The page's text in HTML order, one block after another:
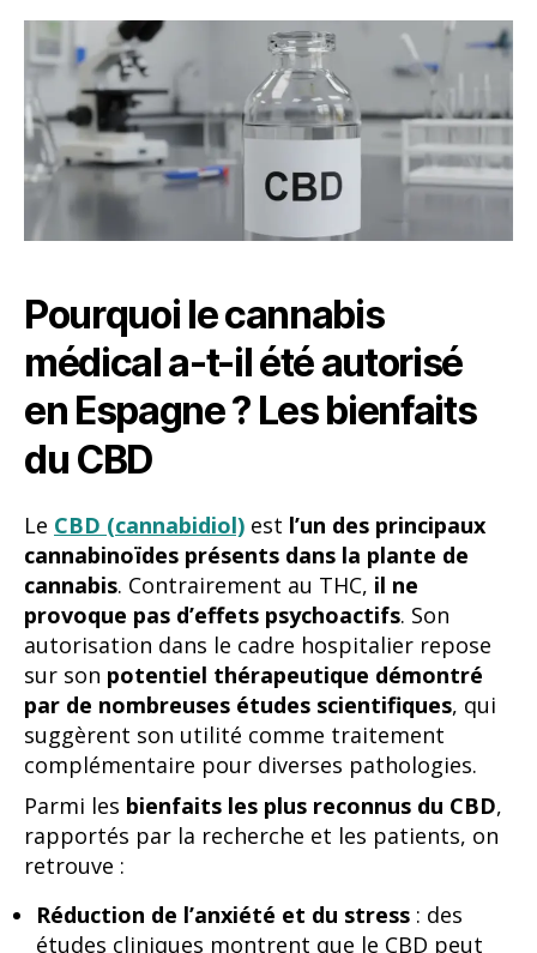
Pourquoi le cannabis
médical a-t-il été autorisé
en Espagne ? Les bienfaits
du CBD
Le CBD (cannabidiol) est l’un des principaux
cannabinoïdes présents dans la plante de
cannabis. Contrairement au THC, il ne
provoque pas d’effets psychoactifs. Son
autorisation dans le cadre hospitalier repose
sur son potentiel thérapeutique démontré
par de nombreuses études scientifiques, qui
suggèrent son utilité comme traitement
complémentaire pour diverses pathologies.
Parmi les bienfaits les plus reconnus du CBD,
rapportés par la recherche et les patients, on
retrouve :
Réduction de l’anxiété et du stress : des
études cliniques montrent que le CBD peut